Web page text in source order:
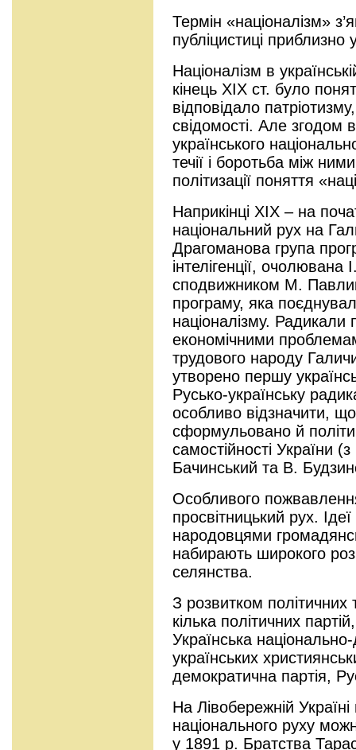
Термін «націоналізм»
публіцистиці приблизно
Націоналізм в
кінець ХІХ ст. було
відповідало
свідомості. Але згодом
українського
течії і боротьба між
політизації поняття
Наприкінці ХІХ – на
національний рух на
Драгоманова група
інтелігенції,
сподвижником М.
програму, яка
націоналізму.
економічними
трудового народу
утворено першу
Русько-українську
особливо відзначити,
сформульовано й
самостійності України
Бачинський та В.
Особливого
просвітницький рух.
народовцями
набирають широкого
селянства.
З розвитком політичних
кілька політичних
Українська
українських
демократична партія,
На Лівобережній Україні
національного руху
у 1891 р. Братства